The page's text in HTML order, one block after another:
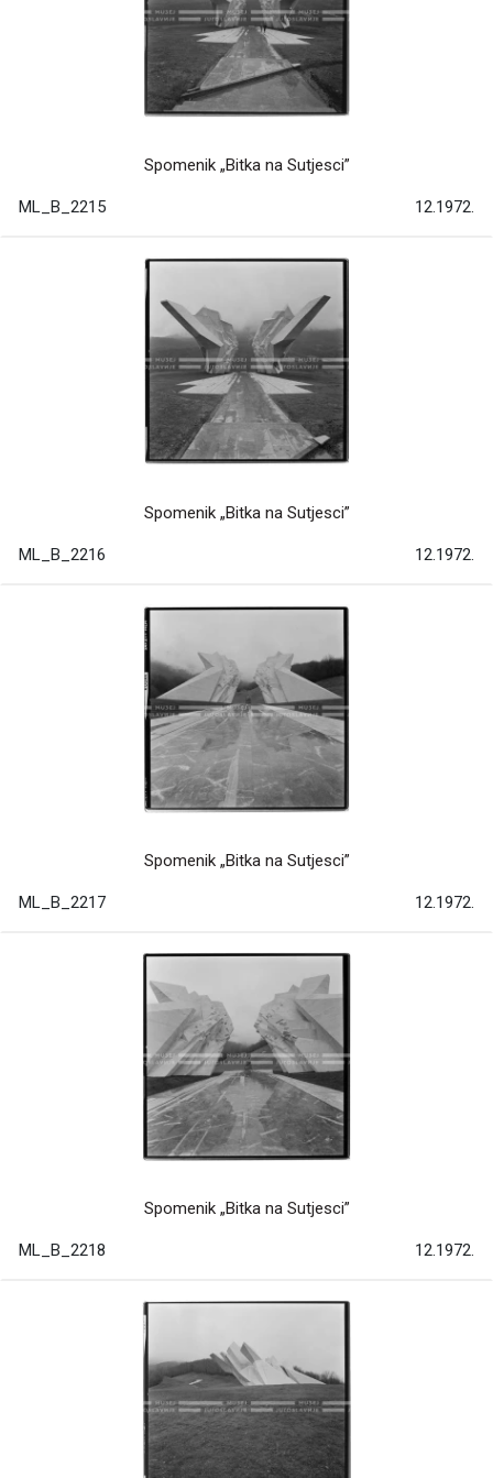
Spomenik „Bitka na Sutjesci”
ML_B_2215 12.1972.
Spomenik „Bitka na Sutjesci”
ML_B_2216 12.1972.
Spomenik „Bitka na Sutjesci”
ML_B_2217 12.1972.
Spomenik „Bitka na Sutjesci”
ML_B_2218 12.1972.